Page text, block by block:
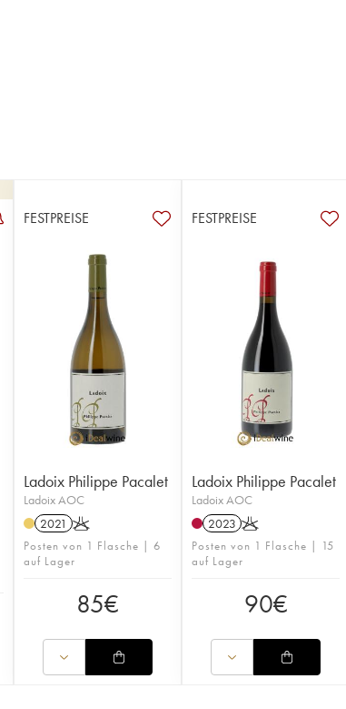
FESTPREISE
Ladoix Philippe Pacalet
Ladoix AOC
2021 K
Posten von 1 Flasche | 6
auf Lager
85€
FESTPREISE
Ladoix Philippe Pacalet
Ladoix AOC
2023 K
Posten von 1 Flasche | 15
auf Lager
90€